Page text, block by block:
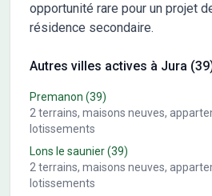
opportunité rare pour un projet
résidence secondaire.
Autres villes actives à Jura
Premanon (39)
2terrains, maisons neuves,
lotissements
Lons le saunier(39)
2terrains, maisons neuves,
lotissements